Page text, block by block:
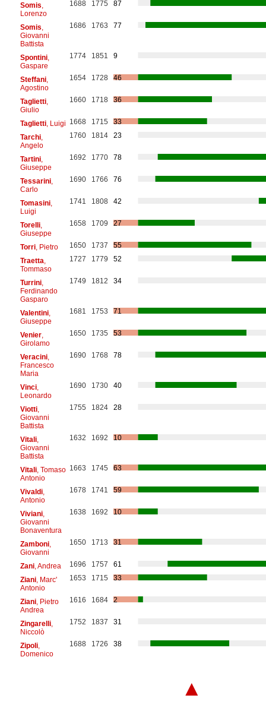
Somis
Lorenzo
1688 1775 87
Somis
Giovanni
Battista
1686 1763 77
Spontini,
Gaspare
1774 1851 9
Steffani,
Agostino
1654 1728 46
Taglietti,
Giulio
1660 1718 36
Taglietti, Luigi 1668 1715
33
Tarchi,
Angelo
1760 1814 23
Tartini,
Giuseppe
1692 1770 78
Tessarini,
Carlo
1690 1766 76
Tomasini,
Luigi
1741 1808 42
Torelli,
Giuseppe
1658 1709 27
Torri, Pietro 1650 1737
55
Traetta
Tommaso
1727 1779 52
Turrini,
Ferdinando
Gasparo
1749 1812 34
Valentini,
Giuseppe
1681 1753 71
Venier,
Girolamo
1650 1735 53
Veracini,
Francesco
Maria
1690 1768 78
Vinci,
Leonardo
1690 1730 40
Viotti,
Giovanni
Battista
1755 1824 28
Vitali,
Giovanni
Battista
1632 1692 10
Vitali, Tomaso
Antonio
1663 1745 63
Vivaldi,
Antonio
1678 1741 59
Viviani,
Giovanni
Bonaventura
1638 1692 10
Zamboni,
Giovanni
1650 1713 31
Zani, Andrea 1696 1757
61
Ziani, Marc'
Antonio
1653 1715 33
Ziani, Pietro
Andrea
1616 1684 2
Zingarelli,
Niccolò
1752 1837 31
Zipoli,
Domenico
1688 1726 38
▲